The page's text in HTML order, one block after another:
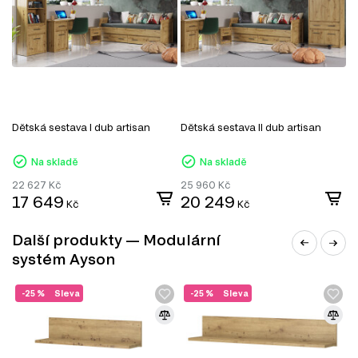
TV stolky
Komody
Konferenční stolky
Jídelní stoly
Jednolůžková postel
Úložný prostor
Zrcadla
Botníky do předsíně
Dětská sestava I dub artisan
Na skladě
22 627 Kč
17 649 Kč
Dětská sestava II dub artisan
Na skladě
25 960 Kč
20 249 Kč
Další produkty — Modulární
systém Ayson
Sleva
-25 % Sleva
-25 %